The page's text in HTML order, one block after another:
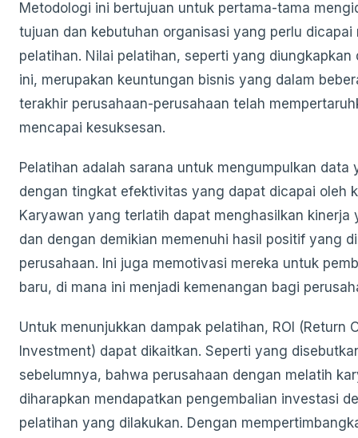
Metodologi ini bertujuan untuk pertama-tama
tujuan dan kebutuhan organisasi yang perlu dicapai
pelatihan. Nilai pelatihan, seperti yang diungkapkan
ini, merupakan keuntungan bisnis yang dalam
terakhir perusahaan-perusahaan telah
mencapai kesuksesan.
Pelatihan adalah sarana untuk mengumpulkan data
dengan tingkat efektivitas yang dapat dicapai oleh
Karyawan yang terlatih dapat menghasilkan kinerja
dan dengan demikian memenuhi hasil positif yang
perusahaan. Ini juga memotivasi mereka untuk
baru, di mana ini menjadi kemenangan bagi
Untuk menunjukkan dampak pelatihan, ROI (Return
Investment) dapat dikaitkan. Seperti yang
sebelumnya, bahwa perusahaan dengan melatih
diharapkan mendapatkan pengembalian investasi
pelatihan yang dilakukan. Dengan